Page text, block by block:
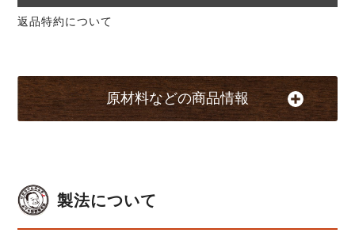
返品特約について
原材料などの商品情報
製法について